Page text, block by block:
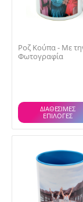
Ροζ Κούπα - Με
Φωτογραφία
ΔΙΑΘΕΣΙΜΕΣ
ΕΠΙΛΟΓΈΣ